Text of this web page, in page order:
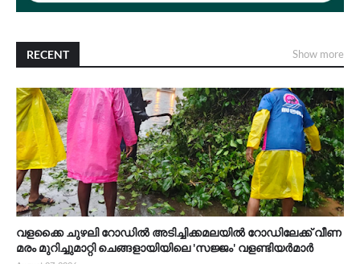
RECENT Show more
വളക്കൈ ചുഴലി റോഡിൽ അടിച്ചിക്കമലയിൽ റോഡിലേക്ക് വീണ
മരം മുറിച്ചുമാറ്റി ചെങ്ങളായിയിലെ 'സജ്ജം' വളണ്ടിയർമാർ